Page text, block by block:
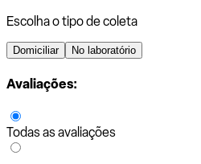
Escolha o tipo de coleta
Domiciliar No laboratório
Avaliações:
Todas as avaliações